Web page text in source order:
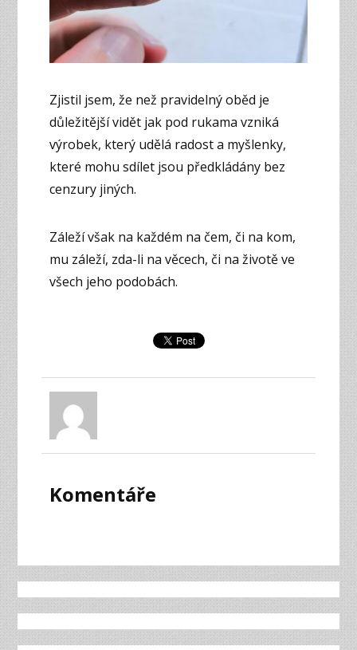
Zjistil jsem, že než pravidelný oběd je
důležitější vidět jak pod rukama vzniká
výrobek, který udělá radost a myšlenky,
které mohu sdílet jsou předkládány bez
cenzury jiných.
Záleží však na každém na čem, či na kom,
mu záleží, zda-li na věcech, či na životě ve
všech jeho podobách.
Komentáře